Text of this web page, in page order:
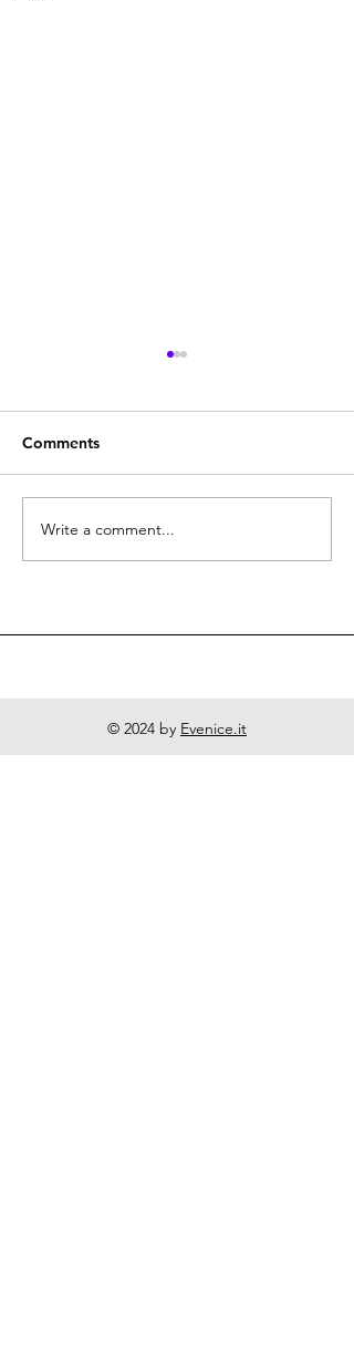
Quodlibeta Cartesiana
Comments
Write a comment...
© 2024 by Evenice.it